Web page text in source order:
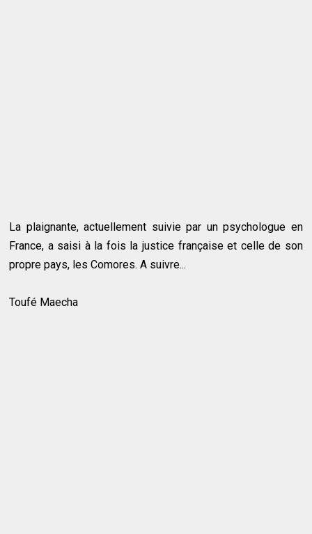
La plaignante, actuellement suivie par un psychologue en
France, a saisi à la fois la justice française et celle de son
propre pays, les Comores. A suivre...
Toufé Maecha